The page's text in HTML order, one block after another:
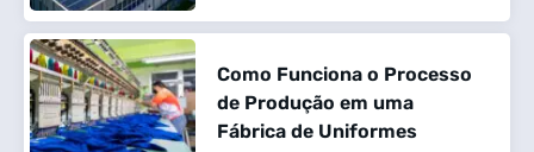
Como Funciona o Processo
de Produção em uma
Fábrica de Uniformes